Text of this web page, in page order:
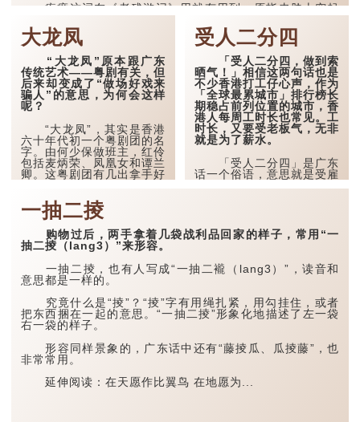
疙瘩这词在《老残游记》用就有用到，原指皮肤上突起
或肌肉上结成的小硬块；在东北方言中则...
大龙凤
“大龙凤”原本跟广东
传统艺术——粤剧有关，但
后来却变成了“做场好戏来
骗人”的意思，为何会这样
呢？
“大龙凤”，其实是香港
六十年代初一个粤剧团的名
字。由何少保做班主，红伶
包括麦炳荣、凤凰女和谭兰
卿。这粤剧团有几出拿手好
凤狂龙》等。
这些粤剧的特色，多是
大锣大鼓、大吵大闹的，气
氛热闹，观众们看得十分投
入。后来，人们就喜欢
以“大龙凤”来形容一些大
吵...
受人二分四
「受人二分四，做到索
晒气！」相信这两句话也是
不少香港打工仔心声，作为
「全球最累城市」排行榜长
期稳占前列位置的城市，香
港人每周工时长也常见。工
时长，又要受老板气，无非
就是为了薪水。
「受人二分四」是广东
话一个俗语，意思就是受雇
法，始见于广州茶楼。
楼生意相当兴旺。由於客人
多、生意好，因此酒楼需要
薪大约为1元。当时1元等
如1个银元，1个银元重七
钱二分。每个月工资1个银
一抽二掕
购物过后，两手拿着几袋战利品回家的样子，常用“一
抽二掕（lang3）”来形容。
一抽二掕，也有人写成“一抽二襱（lang3）”，读音和
意思都是一样的。
究竟什么是“掕”？“掕”字有用绳扎紧，用勾挂住，或者
把东西捆在一起的意思。“一抽二掕”形象化地描述了左一袋
右一袋的样子。
形容同样景象的，广东话中还有“藤掕瓜、瓜掕藤”，也
非常常用。
延伸阅读：在天愿作比翼鸟 在地愿为...